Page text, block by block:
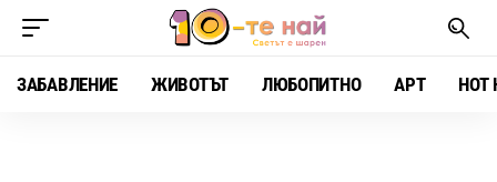
ЗАБАВЛЕНИЕ ЖИВОТЪТ ЛЮБОПИТНО АРТ HOT